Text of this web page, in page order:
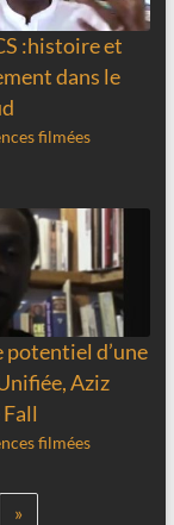
:histoire et
dans le
filmées
potentiel d’une
Aziz
filmées
»